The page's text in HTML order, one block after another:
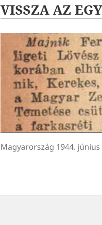
VISSZA AZ
Magyarország 1944. június